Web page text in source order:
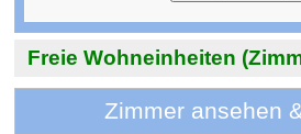
Freie Wohneinheiten
Zimmer ansehen